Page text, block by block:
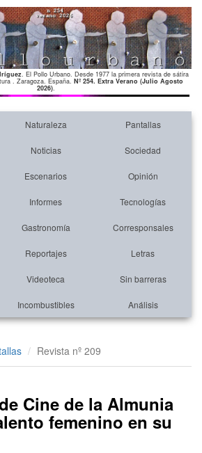
. El Pollo Urbano. Desde 1977 la primera revista de sátira
. Zaragoza. España. Nº 254. Extra Verano (Julio Agosto
2026).
Naturaleza Pantallas
Noticias Sociedad
Escenarios Opinión
Informes Tecnologías
Gastronomía Corresponsales
Reportajes Letras
Videoteca Sin barreras
Incombustibles Análisis
Revista nº 209
Cine de la Almunia
femenino en su